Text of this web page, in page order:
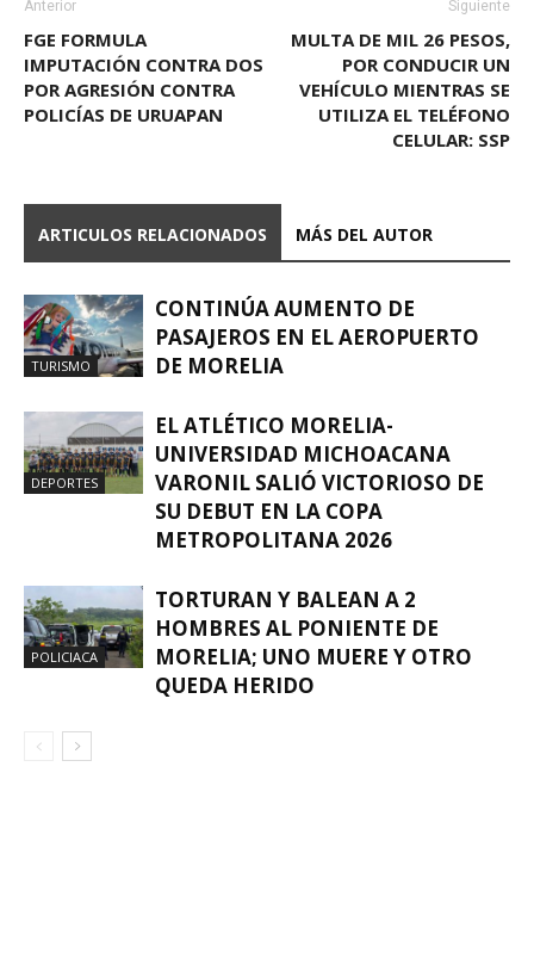
Anterior
FGE FORMULA
IMPUTACIÓN CONTRA DOS
POR AGRESIÓN CONTRA
POLICÍAS DE URUAPAN
Siguiente
MULTA DE MIL 26 PESOS,
POR CONDUCIR UN
VEHÍCULO MIENTRAS SE
UTILIZA EL TELÉFONO
CELULAR: SSP
ARTICULOS RELACIONADOS MÁS DEL AUTOR
TURISMO
CONTINÚA AUMENTO DE
PASAJEROS EN EL AEROPUERTO
DE MORELIA
DEPORTES
EL ATLÉTICO MORELIA-
UNIVERSIDAD MICHOACANA
VARONIL SALIÓ VICTORIOSO DE
SU DEBUT EN LA COPA
METROPOLITANA 2026
POLICIACA
TORTURAN Y BALEAN A 2
HOMBRES AL PONIENTE DE
MORELIA; UNO MUERE Y OTRO
QUEDA HERIDO